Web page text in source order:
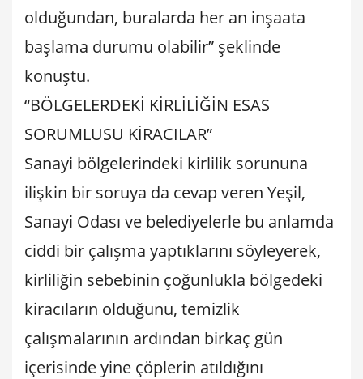
olduğundan, buralarda her an inşaata
başlama durumu olabilir” şeklinde
konuştu.
“BÖLGELERDEKİ KİRLİLİĞİN ESAS
SORUMLUSU KİRACILAR”
Sanayi bölgelerindeki kirlilik sorununa
ilişkin bir soruya da cevap veren Yeşil,
Sanayi Odası ve belediyelerle bu anlamda
ciddi bir çalışma yaptıklarını söyleyerek,
kirliliğin sebebinin çoğunlukla bölgedeki
kiracıların olduğunu, temizlik
çalışmalarının ardından birkaç gün
içerisinde yine çöplerin atıldığını